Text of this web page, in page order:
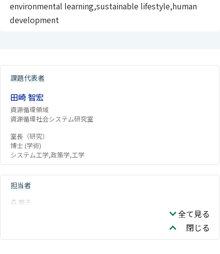
environmental learning,sustainable lifestyle,human
development
課題代表者
田崎 智宏
資源循環領域
資源循環社会システム研究室
室長（研究）
博士 (学術)
システム工学,政策学,工学
担当者
森 朋子
全て見る
閉じる